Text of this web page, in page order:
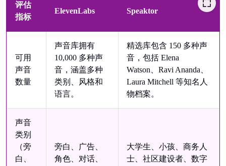
评估
指标
ElevenLabs Speaktor
可用
声音
数量
声音库拥有
10,000 多种声
音，涵盖多种
类别、风格和
语言。
精选库包含 150 多种声
音，包括 Elena
Watson、Ravi Ananda、
Laura Mitchell 等知名人
物档案。
声音
类别
（旁
白、
旁白、广告、
角色、对话、
大学生、小孩、商务人
士、社区建设者、数字